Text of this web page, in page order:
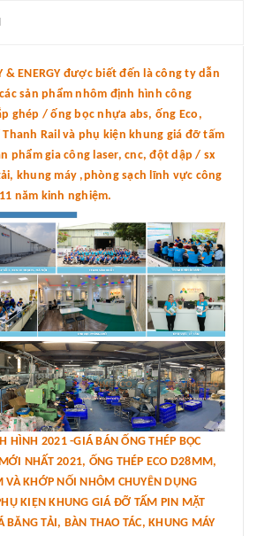
& ENERGY được biết đến là công ty dẫn
sản phẩm nhôm định hình công
ghép / ống bọc nhựa abs, ống Eco,
Rail và phụ kiện khung giá đỡ tấm
phẩm gia công laser, cnc, đột dập / sx
khung máy ,phòng sạch lĩnh vực công
năm kinh nghiệm.
HÌNH 2021 -GIÁ BÁN ỐNG THÉP BỌC
NHẤT 2021, ỐNG THÉP ECO D28MM,
VÀ KHỚP NỐI NHÔM CHUYÊN DỤNG
KIỆN KHUNG GIÁ ĐỠ TẤM PIN MẶT
TẢI, BÀN THAO TÁC, KHUNG MÁY